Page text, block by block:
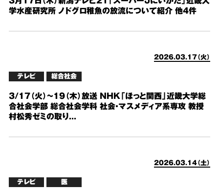
学水産研究所 ノドグロ稚魚の放流について紹介 他4件
2026.03.17（火）
テレビ 総合社会
3/17（火）~19（木）放送 NHK「ほっと関西」近畿大学総
合社会学部 総合社会学科 社会・マスメディア系専攻 教授
村松秀ゼミの取り...
2026.03.14（土）
テレビ 医